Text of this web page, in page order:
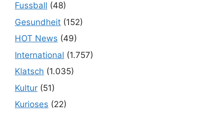
Fussball (48)
Gesundheit (152)
HOT News (49)
International (1.757)
Klatsch (1.035)
Kultur (51)
Kurioses (22)